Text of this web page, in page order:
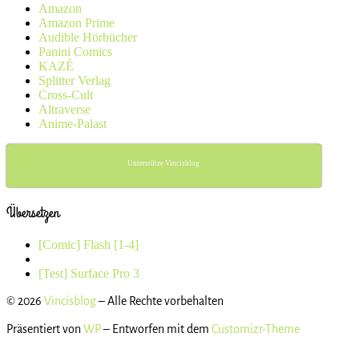
Amazon
Amazon Prime
Audible Hörbücher
Panini Comics
KAZÉ
Splitter Verlag
Cross-Cult
Altraverse
Anime-Palast
Unterstütze Vincisblog
Übersetzen
Beitragsnavigation
Vorheriger
[Comic] Flash [1-4]
zur
Nächster
[Test] Surface Pro 3
© 2026 Vincisblog– Alle Rechte vorbehalten
Präsentiert vonWP– Entworfen mit dem Customizr-Theme